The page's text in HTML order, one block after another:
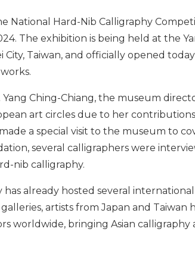
National Hard-Nib Calligraphy
The exhibition is being held at the
City, Taiwan, and officially opened
Yang Ching-Chiang, the museum
art circles due to her
a special visit to the museum to
several calligraphers were
nib calligraphy.
has already hosted several
artists from Japan and Taiwan
worldwide, bringing Asian calligraphy